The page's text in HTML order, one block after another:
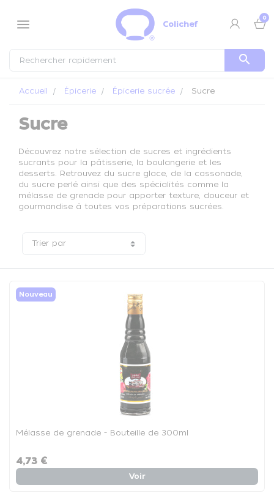
menu Colichef
0
search
Accueil Épicerie Épicerie sucrée Sucre
Sucre
Découvrez notre sélection de sucres et ingrédients
sucrants pour la pâtisserie, la boulangerie et les
desserts. Retrouvez du sucre glace, de la cassonade,
du sucre perlé ainsi que des spécialités comme la
mélasse de grenade pour apporter texture, douceur et
gourmandise à toutes vos préparations sucrées.
Trier par
Nouveau
Mélasse de grenade - Bouteille de 300ml
4,73 €
Voir